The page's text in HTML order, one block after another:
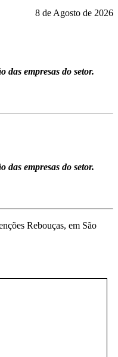
8 de Agosto de 2026
das empresas do setor.
das empresas do setor.
Rebouças, em São